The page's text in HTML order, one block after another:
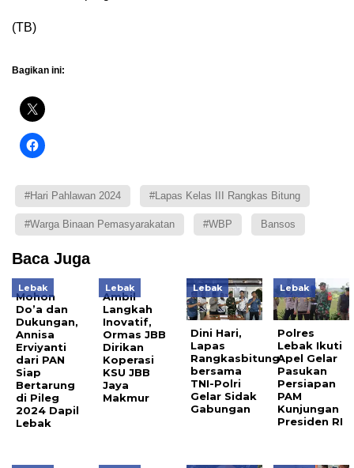
(TB)
Bagikan ini:
#Hari Pahlawan 2024 #Lapas Kelas III Rangkas Bitung
#Warga Binaan Pemasyarakatan #WBP Bansos
Baca Juga
Lebak
Mohon
Do’a dan
Dukungan,
Annisa
Erviyanti
dari PAN
Siap
Bertarung
di Pileg
2024 Dapil
Lebak
Lebak
Ambil
Langkah
Inovatif,
Ormas JBB
Dirikan
Koperasi
KSU JBB
Jaya
Makmur
Lebak
Dini Hari,
Lapas
Rangkasbitung
bersama
TNI-Polri
Gelar Sidak
Gabungan
Lebak
Polres
Lebak Ikuti
Apel Gelar
Pasukan
Persiapan
PAM
Kunjungan
Presiden RI